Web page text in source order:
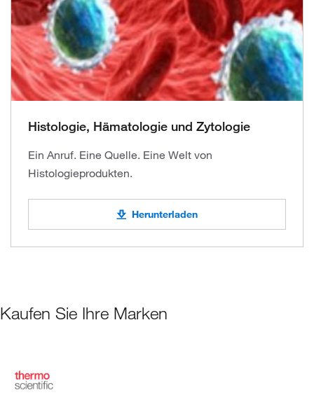
Histologie, Hämatologie und Zytologie
Ein Anruf. Eine Quelle. Eine Welt von
Histologieprodukten.
Herunterladen
Kaufen Sie Ihre Marken